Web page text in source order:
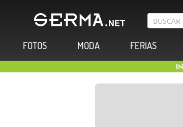
FOTOS MODA FERIAS